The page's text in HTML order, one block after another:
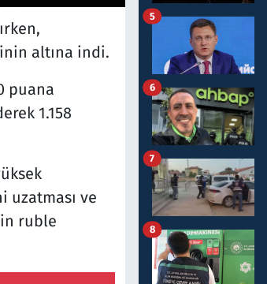
altına indi.
puana
1.158
uzatması ve
ruble
5
6
7
8